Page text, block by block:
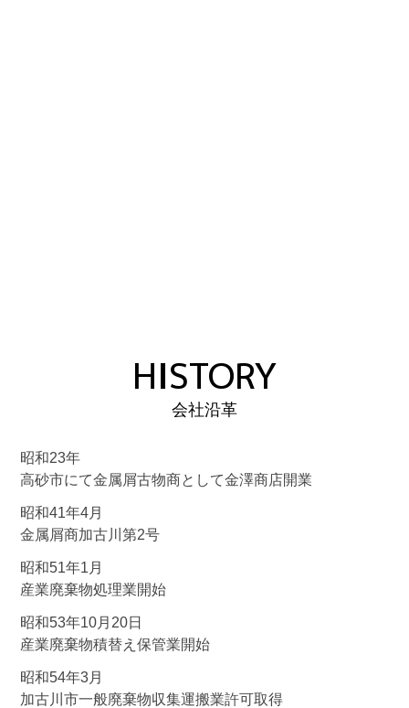
HISTORY
会社沿革
昭和23年
高砂市にて金属屑古物商として金澤商店開業
昭和41年4月
金属屑商加古川第2号
昭和51年1月
産業廃棄物処理業開始
昭和53年10月20日
産業廃棄物積替え保管業開始
昭和54年3月
加古川市一般廃棄物収集運搬業許可取得